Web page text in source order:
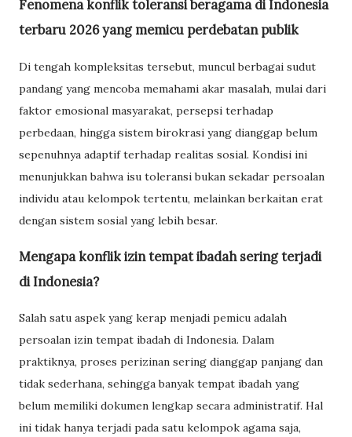
Fenomena konflik toleransi beragama di Indonesia
terbaru 2026 yang memicu perdebatan publik
Di tengah kompleksitas tersebut, muncul berbagai sudut
pandang yang mencoba memahami akar masalah, mulai dari
faktor emosional masyarakat, persepsi terhadap
perbedaan, hingga sistem birokrasi yang dianggap belum
sepenuhnya adaptif terhadap realitas sosial. Kondisi ini
menunjukkan bahwa isu toleransi bukan sekadar persoalan
individu atau kelompok tertentu, melainkan berkaitan erat
dengan sistem sosial yang lebih besar.
Mengapa konflik izin tempat ibadah sering terjadi
di Indonesia?
Salah satu aspek yang kerap menjadi pemicu adalah
persoalan izin tempat ibadah di Indonesia. Dalam
praktiknya, proses perizinan sering dianggap panjang dan
tidak sederhana, sehingga banyak tempat ibadah yang
belum memiliki dokumen lengkap secara administratif. Hal
ini tidak hanya terjadi pada satu kelompok agama saja,